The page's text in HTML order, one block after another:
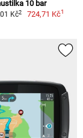
10 bar
Kč2 724,71 Kč1